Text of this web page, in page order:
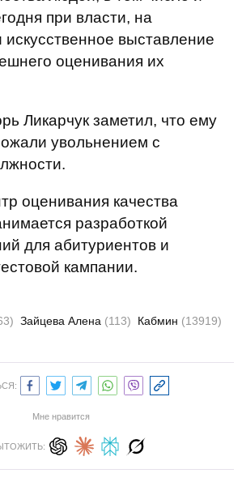
при власти, на
выставление
оценивания их
Ликарчук заметил, что ему
увольнением с
оценивания качества
разработкой
для абитуриентов и
кампании.
Зайцева Алена (113) Кабмин (13919)
Мне нравится